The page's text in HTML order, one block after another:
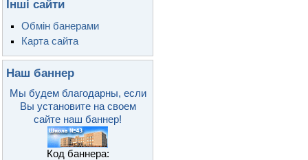
Інші сайти
Обмін банерами
Карта сайта
Наш баннер
Мы будем благодарны, если
Вы установите на своем
сайте наш баннер!
Код баннера: